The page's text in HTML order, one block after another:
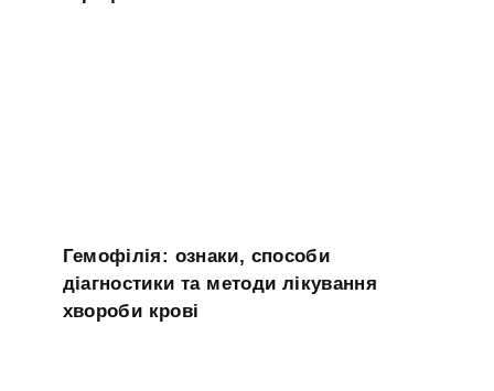
Гемофілія: ознаки, способи
діагностики та методи лікування
хвороби крові